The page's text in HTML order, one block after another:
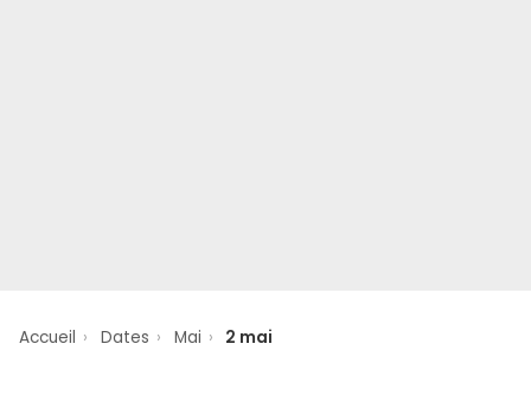
Accueil › Dates › Mai › 2 mai